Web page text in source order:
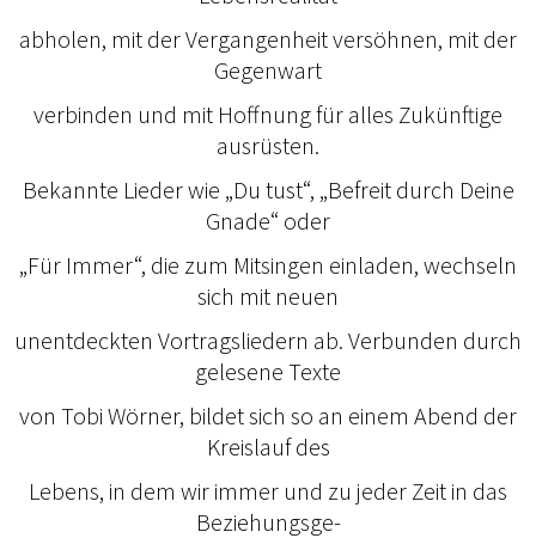
abholen, mit der Vergangenheit versöhnen, mit der
Gegenwart
verbinden und mit Hoffnung für alles Zukünftige
ausrüsten.
Bekannte Lieder wie „Du tust“, „Befreit durch Deine
Gnade“ oder
„Für Immer“, die zum Mitsingen einladen, wechseln
sich mit neuen
unentdeckten Vortragsliedern ab. Verbunden durch
gelesene Texte
von Tobi Wörner, bildet sich so an einem Abend der
Kreislauf des
Lebens, in dem wir immer und zu jeder Zeit in das
Beziehungsge-